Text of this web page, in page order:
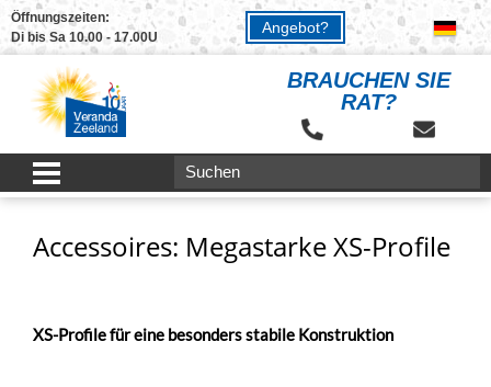
Öffnungszeiten:
Di bis Sa 10.00 - 17.00U
Angebot?
BRAUCHEN SIE
RAT?
Accessoires: Megastarke XS-Profile
XS-Profile für eine besonders stabile Konstruktion